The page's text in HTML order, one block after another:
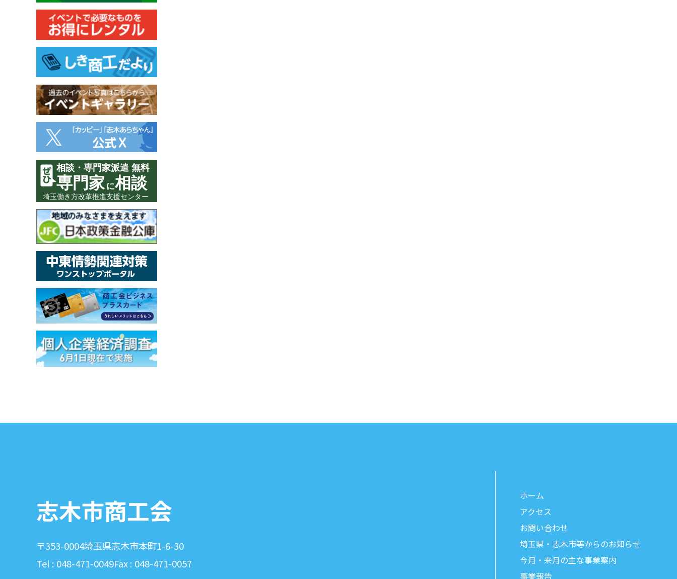
志木市商工会
〒353-0004埼玉県志木市本町1-6-30
Tel : 048-471-0049Fax : 048-471-0057
ホーム
アクセス
お問い合わせ
埼玉県・志木市等からのお知らせ
今月・来月の主な事業案内
事業報告